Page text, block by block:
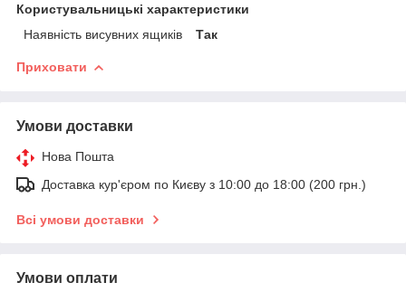
Користувальницькі характеристики
Наявність висувних ящиків
Так
Приховати
Умови доставки
Нова Пошта
Доставка кур'єром по Києву з 10:00 до 18:00 (200 грн.)
Всі умови доставки
Умови оплати